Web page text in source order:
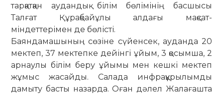
тарқатқан аудандық білім бөлімінің басшысы
Талғат Құрақбайұлы алдағы мақсат-
міндеттерімен де бөлісті.
Баяндамашының сөзіне сүйенсек, ау­данда 20
мектеп, 37 мектепке дейінгі ұйым, 3 қосымша, 2
арнаулы білім беру ұйымы мен кешкі мектеп
жұмыс жасайды. Салада инфрақұрылымды
дамыту басты назарда. Оған дәлел Жалағашта